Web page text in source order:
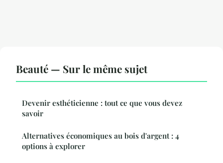
Beauté — Sur le même sujet
Devenir esthéticienne : tout ce que vous devez
savoir
Alternatives économiques au bois d'argent : 4
options à explorer